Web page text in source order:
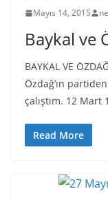
Mayıs 14, 2015
Baykal ve
BAYKAL VE
Özdağ’ın
çalıştım. 12
Read More